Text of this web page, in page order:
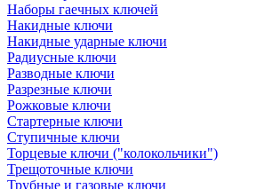
Наборы гаечных ключей
Накидные ключи
Накидные ударные ключи
Радиусные ключи
Разводные ключи
Разрезные ключи
Рожковые ключи
Стартерные ключи
Ступичные ключи
Торцевые ключи ("колокольчики")
Трещоточные ключи
Трубные и газовые ключи